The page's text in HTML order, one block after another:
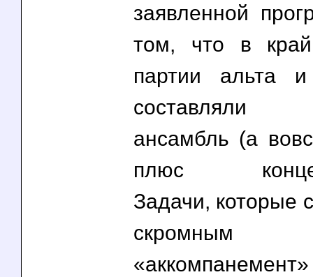
заявленной
том, что в
партии альта
составляли
ансамбль (а
плюс
Задачи, которые